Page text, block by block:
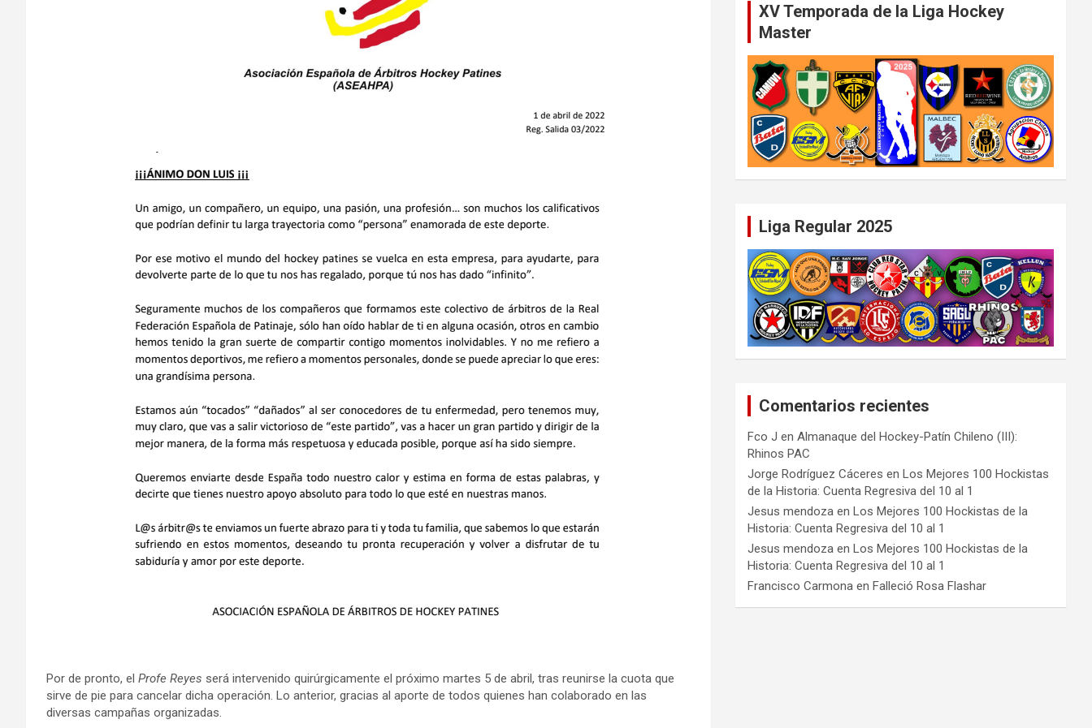
Por de pronto, el Profe Reyes será intervenido quirúrgicamente el próximo martes 5 de abril, tras reunirse la cuota que
sirve de pie para cancelar dicha operación. Lo anterior, gracias al aporte de todos quienes han colaborado en las
diversas campañas organizadas.
XV Temporada de la Liga Hockey
Master
Liga Regular 2025
Comentarios recientes
Fco J enAlmanaque del Hockey-Patín Chileno (III):
Rhinos PAC
Jorge Rodríguez Cáceres enLos Mejores 100 Hockistas
de la Historia: Cuenta Regresiva del 10 al 1
Jesus mendoza enLos Mejores 100 Hockistas de la
Historia: Cuenta Regresiva del 10 al 1
Jesus mendoza enLos Mejores 100 Hockistas de la
Historia: Cuenta Regresiva del 10 al 1
Francisco Carmona enFalleció Rosa Flashar